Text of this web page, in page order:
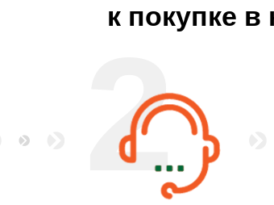
2
к покупке